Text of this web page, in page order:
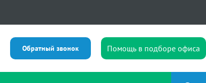
Обратный звонок Помощь в подборе офиса